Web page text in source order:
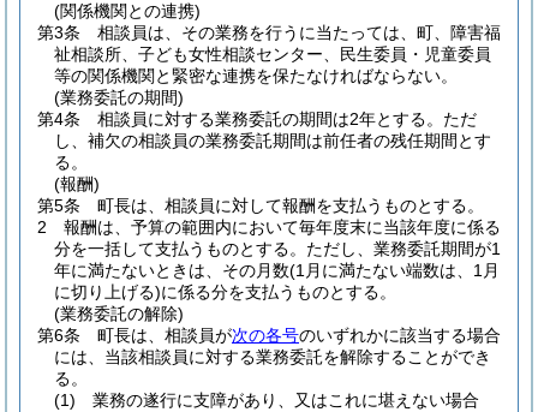
(関係機関との連携)
第3条
相談員は、その業務を行うに当たっては、町、障害福
祉相談所、子ども女性相談センター、民生委員・児童委員
等の関係機関と緊密な連携を保たなければならない。
(業務委託の期間)
第4条
相談員に対する業務委託の期間は2年とする。 ただ
し、補欠の相談員の業務委託期間は前任者の残任期間とす
る。
(報酬)
第5条
町長は、相談員に対して報酬を支払うものとする。
2
報酬は、予算の範囲内において毎年度末に当該年度に係る
分を一括して支払うものとする。 ただし、業務委託期間が1
年に満たないときは、その月数(1月に満たない端数は、1月
に切り上げる)に係る分を支払うものとする。
(業務委託の解除)
第6条
町長は、相談員が次の各号のいずれかに該当する場合
には、当該相談員に対する業務委託を解除することができ
る。
(1)
業務の遂行に支障があり、又はこれに堪えない場合